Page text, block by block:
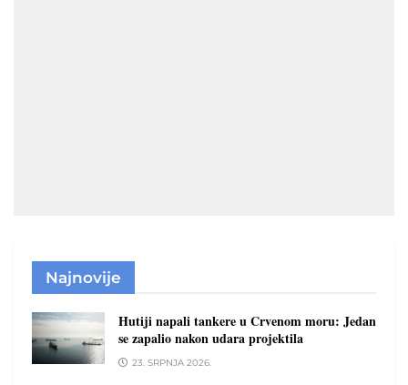
Najnovije
Hutiji napali tankere u Crvenom moru: Jedan
se zapalio nakon udara projektila
23. SRPNJA 2026.